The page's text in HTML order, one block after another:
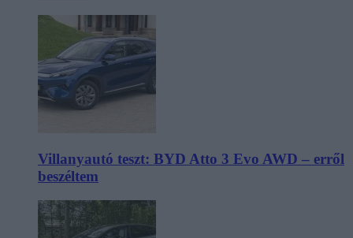
Villanyautó teszt: BYD Atto 3 Evo AWD – erről
beszéltem